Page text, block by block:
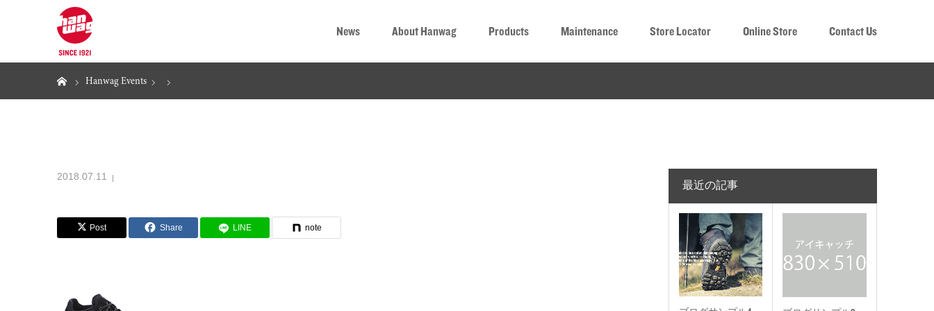
News About Hanwag Products Maintenance Store Locator Online Store Contact Us
Hanwag Events
2018.07.11
Post Share LINE note
最近の記事